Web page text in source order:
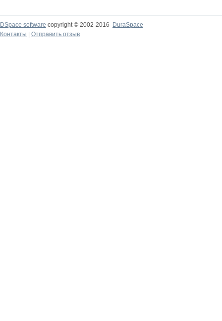
DSpace software copyright © 2002-2016
DuraSpace
Контакты
Отправить отзыв